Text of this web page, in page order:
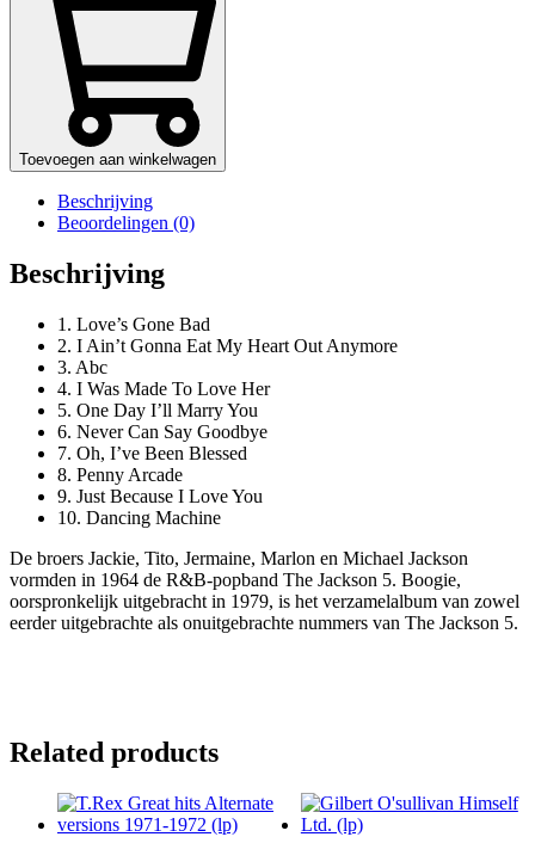
Toevoegen aan winkelwagen
Beschrijving
Beoordelingen (0)
Beschrijving
1. Love’s Gone Bad
2. I Ain’t Gonna Eat My Heart Out Anymore
3. Abc
4. I Was Made To Love Her
5. One Day I’ll Marry You
6. Never Can Say Goodbye
7. Oh, I’ve Been Blessed
8. Penny Arcade
9. Just Because I Love You
10. Dancing Machine
De broers Jackie, Tito, Jermaine, Marlon en Michael Jackson
vormden in 1964 de R&B-popband The Jackson 5. Boogie,
oorspronkelijk uitgebracht in 1979, is het verzamelalbum van zowel
eerder uitgebrachte als onuitgebrachte nummers van The Jackson 5.
Related products